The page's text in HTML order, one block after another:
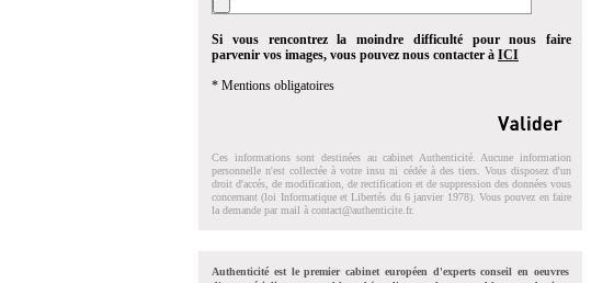
Si vous rencontrez la moindre difficulté pour nous faire
parvenir vos images, vous pouvez nous contacter à ICI
* Mentions obligatoires
Ces informations sont destinées au cabinet Authenticité. Aucune information
personnelle n'est collectée à votre insu ni cédée à des tiers. Vous disposez d'un
droit d'accés, de modification, de rectification et de suppression des données vous
concernant (loi Informatique et Libertés du 6 janvier 1978). Vous pouvez en faire
la demande par mail à contact@authenticite.fr.
Authenticité est le premier cabinet européen d'experts conseil en oeuvres